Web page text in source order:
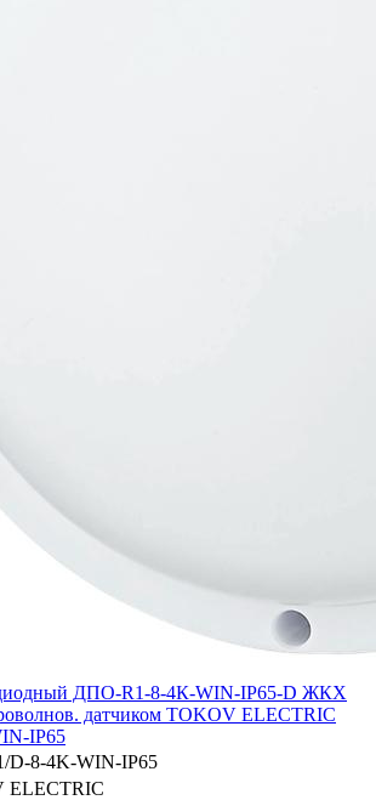
ДПО-R1-8-4К-WIN-IP65-D ЖКХ
датчиком TOKOV ELECTRIC
IP65
D-8-4K-WIN-IP65
ELECTRIC